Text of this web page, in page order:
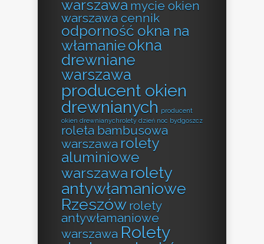
warszawa mycie okien
warszawa cennik
odporność okna na
włamanieokna
drewniane
warszawa
producent okien
drewnianych producent
okien drewnianychrolety dzień noc bydgoszcz
roleta bambusowa
warszawa rolety
aluminiowe
warszawa rolety
antywłamaniowe
Rzeszów rolety
antywłamaniowe
warszawa Rolety